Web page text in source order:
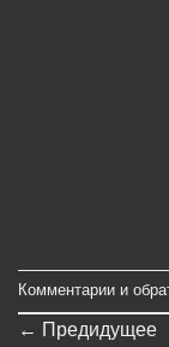
Комментарии и
← Предидущее